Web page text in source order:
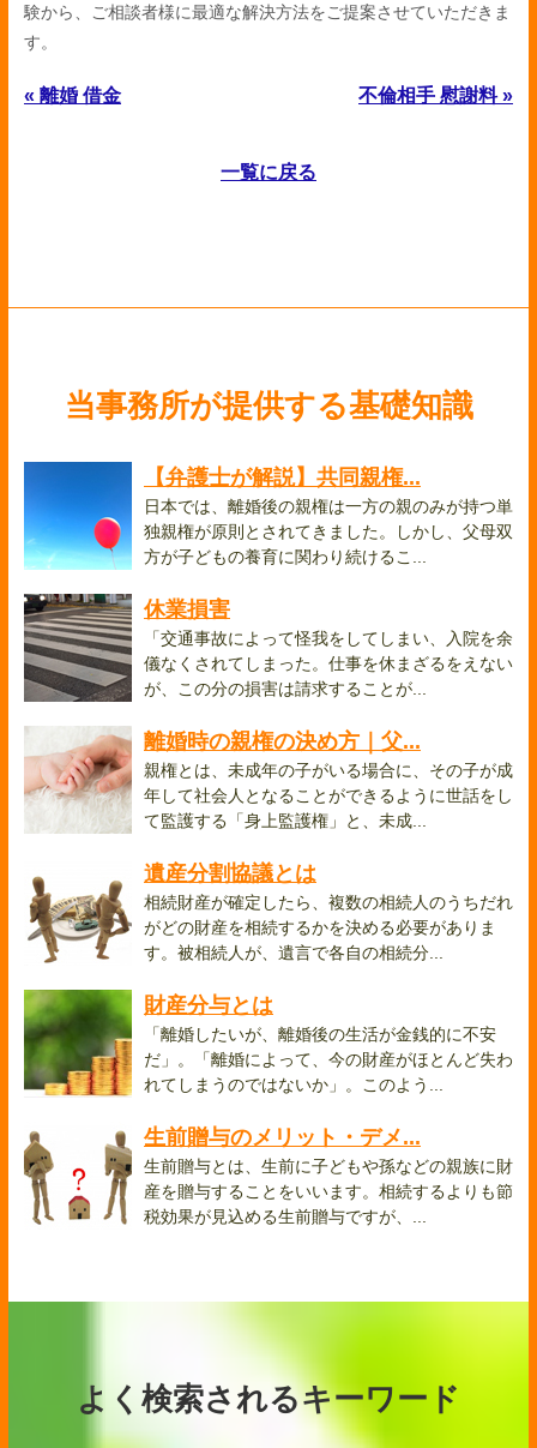
験から、ご相談者様に最適な解決方法をご提案させていただきま
す。
« 離婚 借金 不倫相手 慰謝料 »
一覧に戻る
当事務所が提供する基礎知識
【弁護士が解説】共同親権...
日本では、離婚後の親権は一方の親のみが持つ単
独親権が原則とされてきました。しかし、父母双
方が子どもの養育に関わり続けるこ...
休業損害
「交通事故によって怪我をしてしまい、入院を余
儀なくされてしまった。仕事を休まざるをえない
が、この分の損害は請求することが...
離婚時の親権の決め方｜父...
親権とは、未成年の子がいる場合に、その子が成
年して社会人となることができるように世話をし
て監護する「身上監護権」と、未成...
遺産分割協議とは
相続財産が確定したら、複数の相続人のうちだれ
がどの財産を相続するかを決める必要がありま
す。被相続人が、遺言で各自の相続分...
財産分与とは
「離婚したいが、離婚後の生活が金銭的に不安
だ」。「離婚によって、今の財産がほとんど失わ
れてしまうのではないか」。このよう...
生前贈与のメリット・デメ...
生前贈与とは、生前に子どもや孫などの親族に財
産を贈与することをいいます。相続するよりも節
税効果が見込める生前贈与ですが、...
よく検索されるキーワード